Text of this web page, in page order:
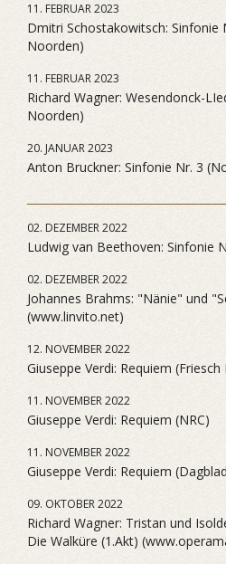
11. FEBRUAR 2023
Dmitri Schostakowitsch: Sinfonie
Noorden)
11. FEBRUAR 2023
Richard Wagner: Wesendonck-
Noorden)
20. JANUAR 2023
Anton Bruckner: Sinfonie Nr. 3
02. DEZEMBER 2022
Ludwig van Beethoven: Sinfonie
02. DEZEMBER 2022
Johannes Brahms: "Nänie" und
(www.linvito.net)
12. NOVEMBER 2022
Giuseppe Verdi: Requiem (Friesch
11. NOVEMBER 2022
Giuseppe Verdi: Requiem (NRC)
11. NOVEMBER 2022
Giuseppe Verdi: Requiem
09. OKTOBER 2022
Richard Wagner: Tristan und
Die Walküre (1.Akt)